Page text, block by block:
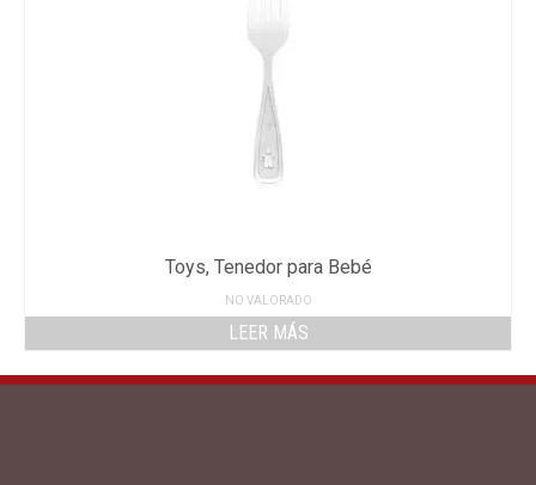
Toys, Tenedor para Bebé
NO VALORADO
LEER MÁS